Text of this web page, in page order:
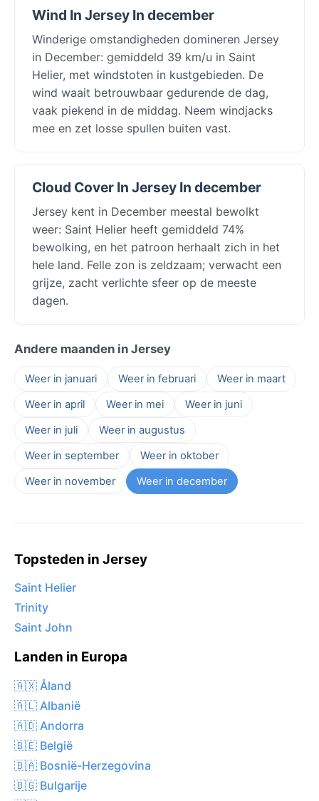
Wind In Jersey In december
Winderige omstandigheden domineren Jersey
in December: gemiddeld 39 km/u in Saint
Helier, met windstoten in kustgebieden. De
wind waait betrouwbaar gedurende de dag,
vaak piekend in de middag. Neem windjacks
mee en zet losse spullen buiten vast.
Cloud Cover In Jersey In december
Jersey kent in December meestal bewolkt
weer: Saint Helier heeft gemiddeld 74%
bewolking, en het patroon herhaalt zich in het
hele land. Felle zon is zeldzaam; verwacht een
grijze, zacht verlichte sfeer op de meeste
dagen.
Andere maanden in Jersey
Weer in januari Weer in februari
Weer in maart
Weer in april
Weer in mei
Weer in juni
Weer in juli
Weer in augustus
Weer in september
Weer in oktober
Weer in november
Weer in december
Topsteden in Jersey
Saint Helier
Trinity
Saint John
Landen in Europa
🇦🇽 Åland
🇦🇱 Albanië
🇦🇩 Andorra
🇧🇪 België
🇧🇦 Bosnië-Herzegovina
🇧🇬 Bulgarije